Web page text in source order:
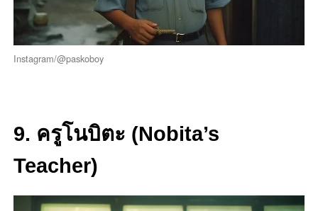
Instagram/@paskoboy
9. ครูโนบิตะ (Nobita’s
Teacher)